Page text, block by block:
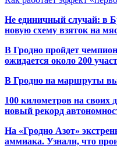
Не единичный случай: в
новую схему взяток на
В Гродно пройдет
ожидается около 200
В Гродно на маршруты
100 километров на своих
новый рекорд
На «Гродно Азот»
аммиака. Узнали, что